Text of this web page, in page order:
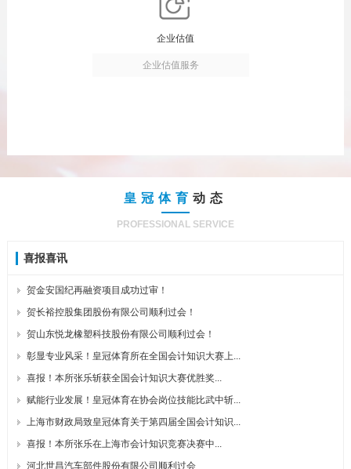
企业估值
企业估值服务
皇冠体育 动态
PROFESSIONAL SERVICE
喜报喜讯
贺金安国纪再融资项目成功过审！
贺长裕控股集团股份有限公司顺利过会！
贺山东悦龙橡塑科技股份有限公司顺利过会！
彰显专业风采！皇冠体育所在全国会计知识大赛上...
喜报！本所张乐斩获全国会计知识大赛优胜奖...
赋能行业发展！皇冠体育在协会岗位技能比武中斩...
上海市财政局致皇冠体育关于第四届全国会计知识...
喜报！本所张乐在上海市会计知识竞赛决赛中...
河北世昌汽车部件股份有限公司顺利过会